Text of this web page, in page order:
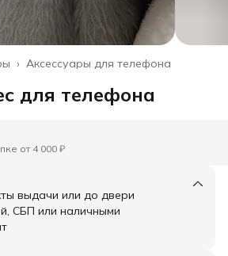
Аксессуары для телефона
›
для телефона
от 4 000 ₽
выдачи или до двери
СБП или наличными